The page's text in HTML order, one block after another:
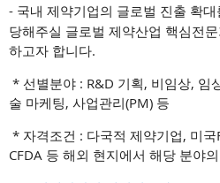
- 국내 제약기업의 글로벌 진출 확대
당해주실 글로벌 제약산업 핵심전
하고자 합니다.
* 선별분야 : R&D 기획, 비임상, 임
술 마케팅, 사업관리(PM) 등
* 자격조건 : 다국적 제약기업, 미
CFDA 등 해외 현지에서 해당 분야